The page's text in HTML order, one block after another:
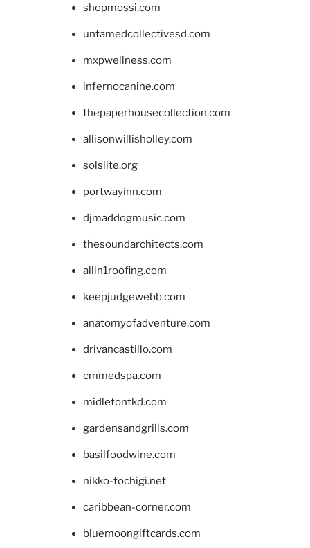
shopmossi.com
untamedcollectivesd.com
mxpwellness.com
infernocanine.com
thepaperhousecollection.com
allisonwillisholley.com
solslite.org
portwayinn.com
djmaddogmusic.com
thesoundarchitects.com
allin1roofing.com
keepjudgewebb.com
anatomyofadventure.com
drivancastillo.com
cmmedspa.com
midletontkd.com
gardensandgrills.com
basilfoodwine.com
nikko-tochigi.net
caribbean-corner.com
bluemoongiftcards.com